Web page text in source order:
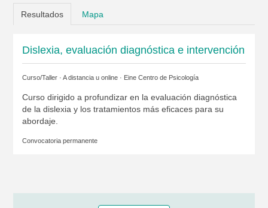
Resultados Mapa
Dislexia, evaluación diagnóstica e intervención
Curso/Taller · A distancia u online · Eine Centro de Psicología
Curso dirigido a profundizar en la evaluación diagnóstica
de la dislexia y los tratamientos más eficaces para su
abordaje.
Convocatoria permanente